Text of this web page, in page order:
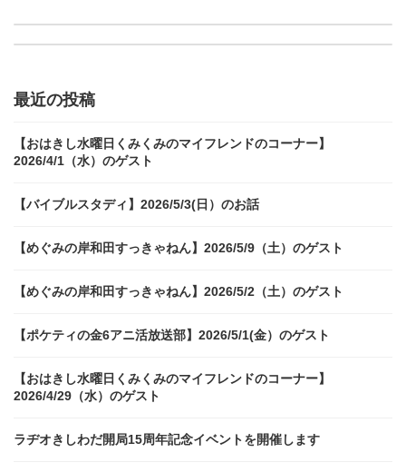
【YuiのホッとTime Monday】2024/11/4（月）のゲスト
最近の投稿
【おはきし水曜日くみくみのマイフレンドのコーナー】
2026/4/1（水）のゲスト
【バイブルスタディ】2026/5/3(日）のお話
【めぐみの岸和田すっきゃねん】2026/5/9（土）のゲスト
【めぐみの岸和田すっきゃねん】2026/5/2（土）のゲスト
【ポケティの金6アニ活放送部】2026/5/1(金）のゲスト
【おはきし水曜日くみくみのマイフレンドのコーナー】
2026/4/29（水）のゲスト
ラヂオきしわだ開局15周年記念イベントを開催します